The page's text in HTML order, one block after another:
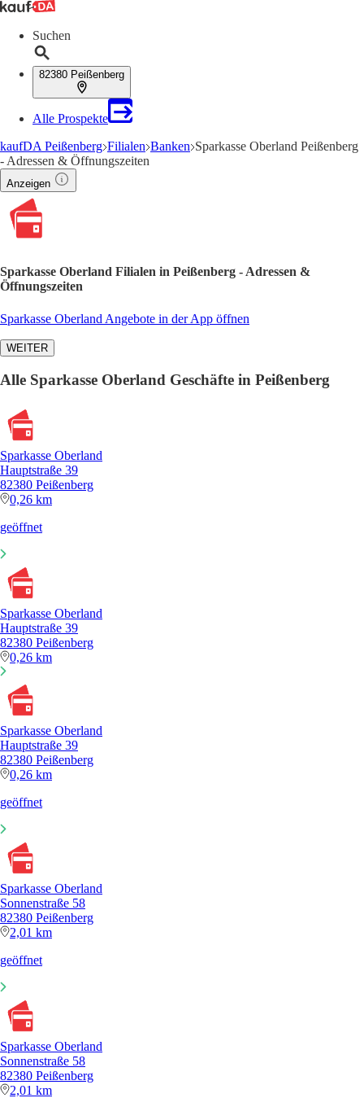
Suchen
82380 Peißenberg
Alle Prospekte
kaufDA Peißenberg Filialen Banken Sparkasse Oberland Peißenberg
- Adressen & Öffnungszeiten
Anzeigen
Sparkasse Oberland Filialen in Peißenberg - Adressen &
Öffnungszeiten
Sparkasse Oberland Angebote in der App öffnen
WEITER
Alle Sparkasse Oberland Geschäfte in Peißenberg
Sparkasse Oberland
Hauptstraße 39
82380 Peißenberg
0,26 km
geöffnet
Sparkasse Oberland
Hauptstraße 39
82380 Peißenberg
0,26 km
Sparkasse Oberland
Hauptstraße 39
82380 Peißenberg
0,26 km
geöffnet
Sparkasse Oberland
Sonnenstraße 58
82380 Peißenberg
2,01 km
geöffnet
Sparkasse Oberland
Sonnenstraße 58
82380 Peißenberg
2,01 km